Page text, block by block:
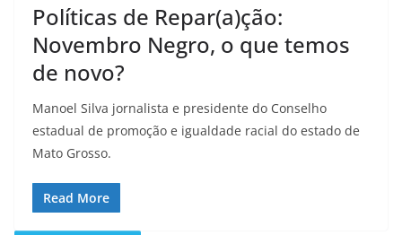
Políticas de Repar(a)ção:
Novembro Negro, o que temos
de novo?
Manoel Silva jornalista e presidente do Conselho
estadual de promoção e igualdade racial do estado de
Mato Grosso.
Read More